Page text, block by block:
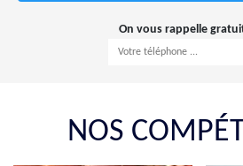
On vous rappelle
NOS